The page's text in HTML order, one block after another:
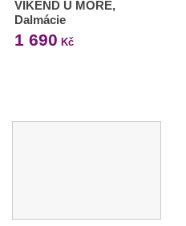
VÍKEND U MOŘE,
Dalmácie
1 690 Kč